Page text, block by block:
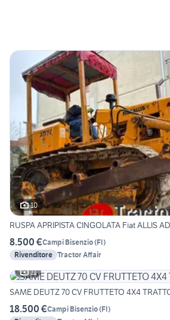
10
RUSPA APRIPISTA CINGOLATA Fiat ALLIS
8.500 €Campi Bisenzio(FI)
Rivenditore Tractor Affair
11
SAME DEUTZ 70 CV FRUTTETO 4X4
18.500 €Campi Bisenzio(FI)